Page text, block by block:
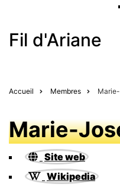
Fil d'Ariane
Accueil Membres
Marie-
Site web
Wikipedia